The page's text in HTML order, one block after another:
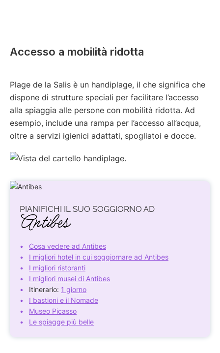
Accesso a mobilità ridotta
Plage de la Salis è un handiplage, il che significa che
dispone di strutture speciali per facilitare l’accesso
alla spiaggia alle persone con mobilità ridotta. Ad
esempio, include una rampa per l’accesso all’acqua,
oltre a servizi igienici adattati, spogliatoi e docce.
PIANIFICHI IL SUO SOGGIORNO AD
Antibes
Cosa vedere ad Antibes
I migliori hotel in cui soggiornare ad Antibes
I migliori ristoranti
I migliori musei di Antibes
Itinerario: 1 giorno
I bastioni e il Nomade
Museo Picasso
Le spiagge più belle